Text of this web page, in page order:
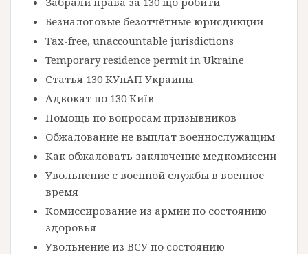
Безналоговые безотчётные юрисдикции
Tax-free, unaccountable jurisdictions
Temporary residence permit in Ukraine
Статья 130 КУпАП Украины
Адвокат по 130 Київ
Помощь по вопросам призывников
Обжалование не выплат военнослужащим
Как обжаловать заключение медкомиссии
Увольнение с военной службы в военное
время
Комиссирование из армии по состоянию
здоровья
Увольнение из ВСУ по состоянию